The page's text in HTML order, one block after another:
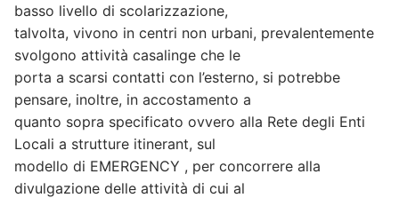
basso livello di scolarizzazione,
talvolta, vivono in centri non urbani, prevalentemente
svolgono attività casalinge che le
porta a scarsi contatti con l’esterno, si potrebbe
pensare, inoltre, in accostamento a
quanto sopra specificato ovvero alla Rete degli Enti
Locali a strutture itinerant, sul
modello di EMERGENCY , per concorrere alla
divulgazione delle attività di cui al